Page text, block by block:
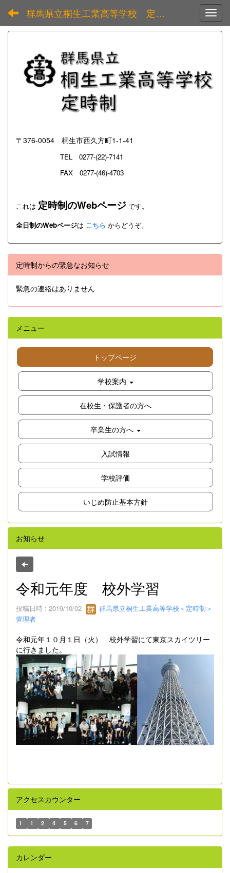
群馬県立桐生工業高等学校 定時制
〒376-0054 桐生市西久方町1-1-41
TEL 0277-(22)-7141
FAX 0277-(46)-4703
これは 定時制のWebページ です。
全日制のWebページは こちら からどうぞ。
定時制からの緊急なお知らせ
緊急の連絡はありません
メニュー
トップページ
学校案内
在校生・保護者の方へ
卒業生の方へ
入試情報
学校評価
いじめ防止基本方針
お知らせ
令和元年度 校外学習
投稿日時 : 2019/10/02
群馬県立桐生工業高等学校＜定時制＞
管理者
令和元年１０月１日（火） 校外学習にて東京スカイツリー
に行きました。
アクセスカウンター
1 1 2 4 5 6 7
カレンダー